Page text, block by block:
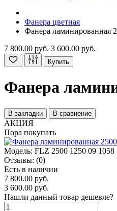
Фанера цветная
Фанера ламинированная
7 800.00 руб. 3 600.00 руб.
Купить
Фанера
В закладки В сравнение
АКЦИЯ
Пора покупать
Модель: FLZ 2500 1250 09 1058
Отзывы: (0)
Есть в наличии
7 800.00 руб.
3 600.00 руб.
Нашли данный товар дешевле?